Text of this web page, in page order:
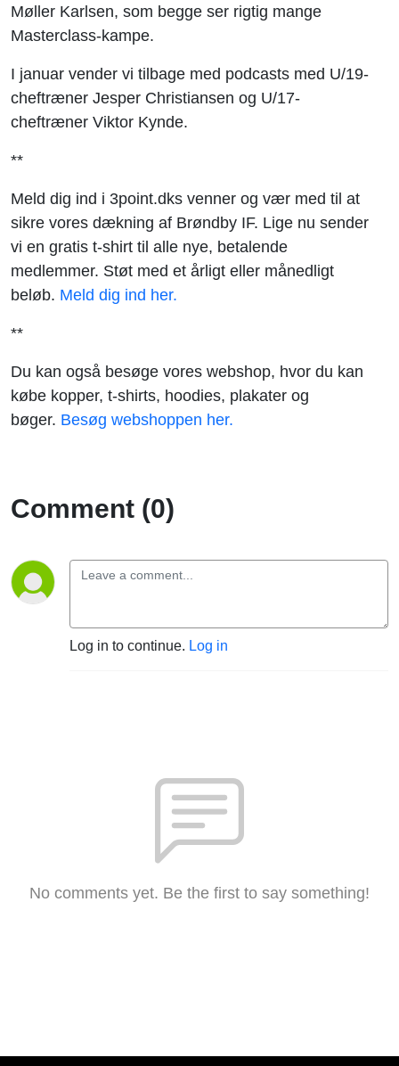
Møller Karlsen, som begge ser rigtig mange
Masterclass-kampe.
I januar vender vi tilbage med podcasts med U/19-
cheftræner Jesper Christiansen og U/17-
cheftræner Viktor Kynde.
**
Meld dig ind i 3point.dks venner og vær med til at
sikre vores dækning af Brøndby IF. Lige nu sender
vi en gratis t-shirt til alle nye, betalende
medlemmer. Støt med et årligt eller månedligt
beløb. Meld dig ind her.
**
Du kan også besøge vores webshop, hvor du kan
købe kopper, t-shirts, hoodies, plakater og
bøger. Besøg webshoppen her.
Comment (0)
Log in to continue. Log in
No comments yet. Be the first to say something!